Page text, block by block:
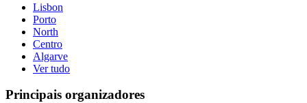
Lisbon
Porto
North
Centro
Algarve
Ver tudo
Principais organizadores